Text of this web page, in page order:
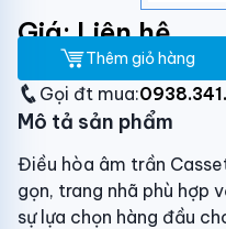
Giá: Liên hệ
Thêm giỏ hàng
Gọi đt mua:
Mô tả sản phẩm
Điều hòa âm trần
gọn, trang nhã phù hợp
sự lựa chọn hàng đầu